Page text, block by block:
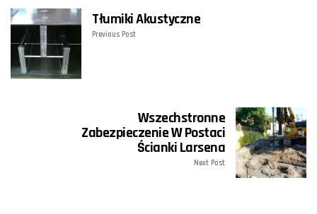
Tłumiki Akustyczne
Previous Post
Wszechstronne
Zabezpieczenie W Postaci
Ścianki Larsena
Next Post